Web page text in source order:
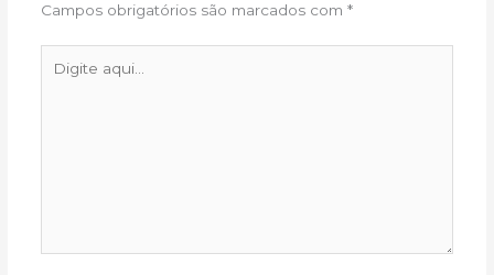
Campos obrigatórios são marcados com *
aqui...